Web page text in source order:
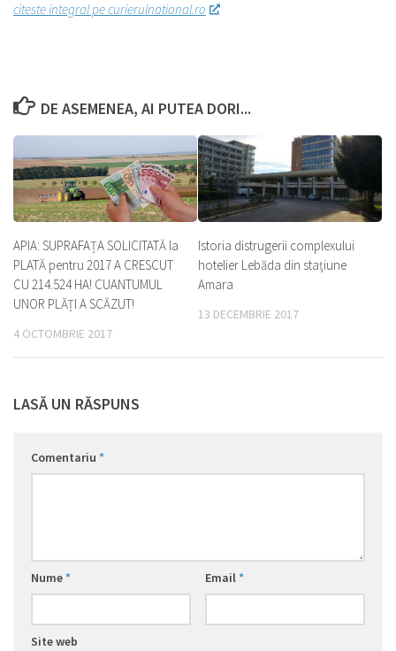
citeste integral pe curierulnational.ro
DE ASEMENEA, AI PUTEA DORI...
APIA: SUPRAFAȚA SOLICITATĂ la
PLATĂ pentru 2017 A CRESCUT
CU 214.524 HA! CUANTUMUL
UNOR PLĂȚI A SCĂZUT!
4 OCTOMBRIE 2017
Istoria distrugerii complexului
hotelier Lebăda din staţiune
Amara
13 DECEMBRIE 2017
LASĂ UN RĂSPUNS
Comentariu *
Nume* Email*
Site web